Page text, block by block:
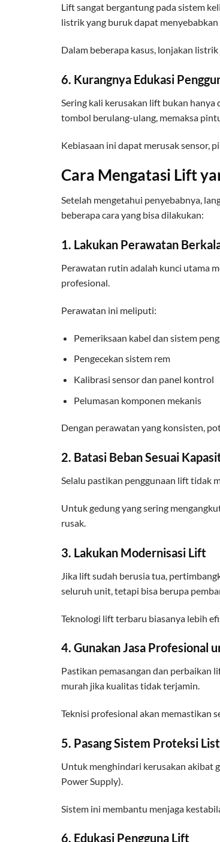
Lift sangat bergantung pada sistem
listrik yang buruk dapat
Dalam beberapa kasus, lonjakan
6. Kurangnya Edukasi
Sering kali kerusakan lift bukan
tombol berulang-ulang, memaksa
Kebiasaan ini dapat merusak sensor,
Cara Mengatasi Lift
Setelah mengetahui penyebabnya,
beberapa cara yang bisa dilakukan:
1. Lakukan Perawatan
Perawatan rutin adalah kunci utama
profesional.
Perawatan ini meliputi:
Pemeriksaan kabel dan sistem
Pengecekan sistem rem
Kalibrasi sensor dan panel kontrol
Pelumasan komponen mekanis
Dengan perawatan yang konsisten,
2. Batasi Beban Sesuai
Selalu pastikan penggunaan lift tidak
Untuk gedung yang sering
rusak.
3. Lakukan Modernisasi Lift
Jika lift sudah berusia tua,
seluruh unit, tetapi bisa berupa
Teknologi lift terbaru biasanya lebih
4. Gunakan Jasa Profesional
Pastikan pemasangan dan perbaikan
murah jika kualitas tidak terjamin.
Teknisi profesional akan memastikan
5. Pasang Sistem Proteksi
Untuk menghindari kerusakan akibat
Power Supply).
Sistem ini membantu menjaga
6. Edukasi Pengguna Lift